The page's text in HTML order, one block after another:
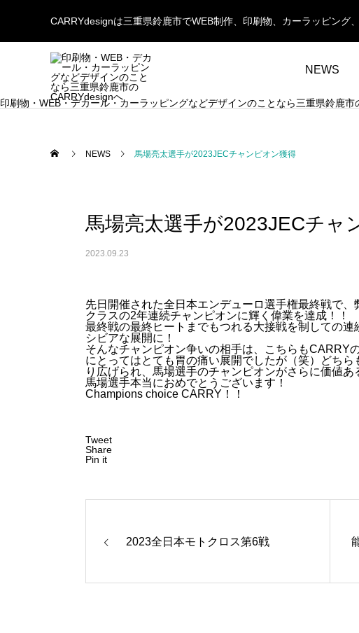
CARRYdesignは三重県鈴鹿市でWEB制作、印刷物、カーラッピン
NEWS
印刷物・WEB・デカール・カーラッピングなどデザインのことなら三重県鈴鹿市
NEWS 馬場亮太選手が2023JECチャンピオン獲得
馬場亮太選手が2023JECチャ
2023.09.23
先日開催された全日本エンデューロ選手権最終戦で
クラスの2年連続チャンピオンに輝く偉業を達成！！
最終戦の最終ヒートまでもつれる大接戦を制しての
シビアな展開に！
そんなチャンピオン争いの相手は、こちらもCARRY
にとってはとても胃の痛い展開でしたが（笑）どち
り広げられ、馬場選手のチャンピオンがさらに価値あ
馬場選手本当におめでとうございます！
Champions choice CARRY！！
Tweet
Share
Pin it
2023全日本モトクロス第6戦